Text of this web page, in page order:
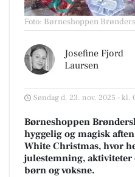
Foto: Børneshoppen
Josefine Fjord
Laursen
Søndag d. 23. nov. 2025 - kl.
Børneshoppen
hyggelig og magisk
White Christmas, hvor
julestemning, aktiviteter
børn og voksne.